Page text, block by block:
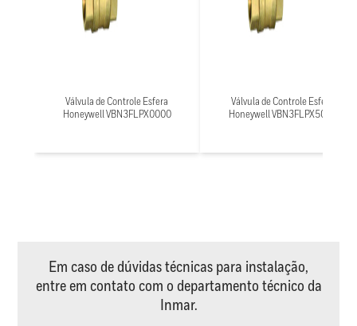
Válvula de Controle Esfera
Honeywell VBN3FLPX0000
Válvula de Controle Esfera
Honeywell VBN3FLPX5000
Em caso de dúvidas técnicas para instalação,
entre em contato com o departamento técnico da
Inmar.